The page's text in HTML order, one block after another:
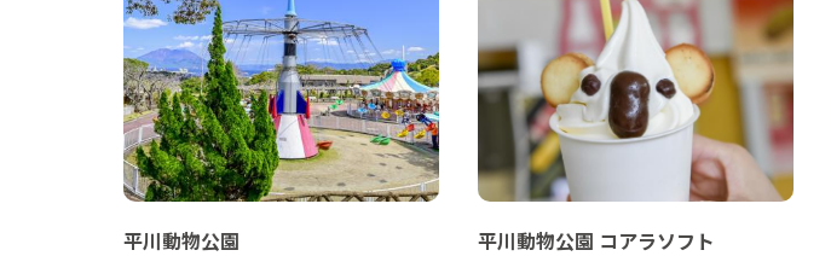
平川動物公園 平川動物公園 コアラソフト